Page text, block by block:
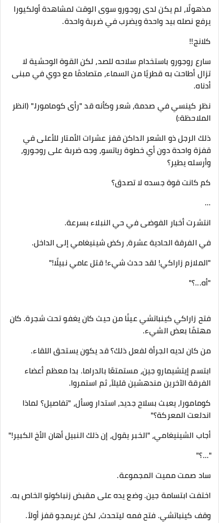
مذهولًا، لم يكن لدى روجورو سوى الوقت لمشاهدة أولكيورا
يرفع نصله بيد واحدة ويضرب في ضربة واحدة.
كلانج!!
سارع روجورو باستخدام سلاحه للصد، لكن القوة الوحشية لا
تزال أطاحت به قطريًا من السماء، متصادمًا مع دوي في مبنى
أدناه.
نظر كينسي في صدمة، شعر وكأنه قد "رأى كومامورا." (انظر
الملاحظة:)
ذلك الرجل ذو الشعر الداكن قفز عشرات الأمتار للأعلى في
قفزة واحدة دون أي خطوة رياتسو، وجه ضربة على روجورو،
وأرسله يطير؟
كم كانت قوة جسده لا تصدق؟
...
انتشرت أخبار الفوضى في حي النبلاء بسرعة.
في الفرقة الحادية عشرة، ركض شينيغامي إلى الداخل.
"الملازم زاراكي! لقد حدث شيء! قتل عامي نبيلًا!"
"أه...؟"
فتح زاراكي كينباتشي عينًا من حيث كان يغفو تحت شجرة. كان
مهتمًا بعض الشيء.
من كان لديه الجرأة لفعل ذلك؟ قد يكون يستحق اللقاء.
ابتسم إيتشيمارو جين، مستمتعًا بالدراما. بدا معظم أعضاء
الفرقة الآخرين مندهشين قليلاً، ثم استمروا.
كومامورا، يعبث بسلاح جديد، استدار وسأل، "تفاصيل؟ لماذا
اندلعت المعركة؟"
أجاب الشينيغامي، "الخبر يقول، إن ذلك النبيل أهان الأخ الكبير!"
"...؟"
ساد صمت مميت المجموعة.
اختفت ابتسامة جين. وضع يده على مقبض زنباكوتو الخاص به.
وقف كينباتشي. فتح فمه ليتحدث، لكن غريمجو قفز أولاً.